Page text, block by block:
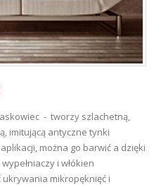
- tworzy szlachetną,
imitującą antyczne tynki
można go barwić a dzięki
i włókien
mikropęknięć i